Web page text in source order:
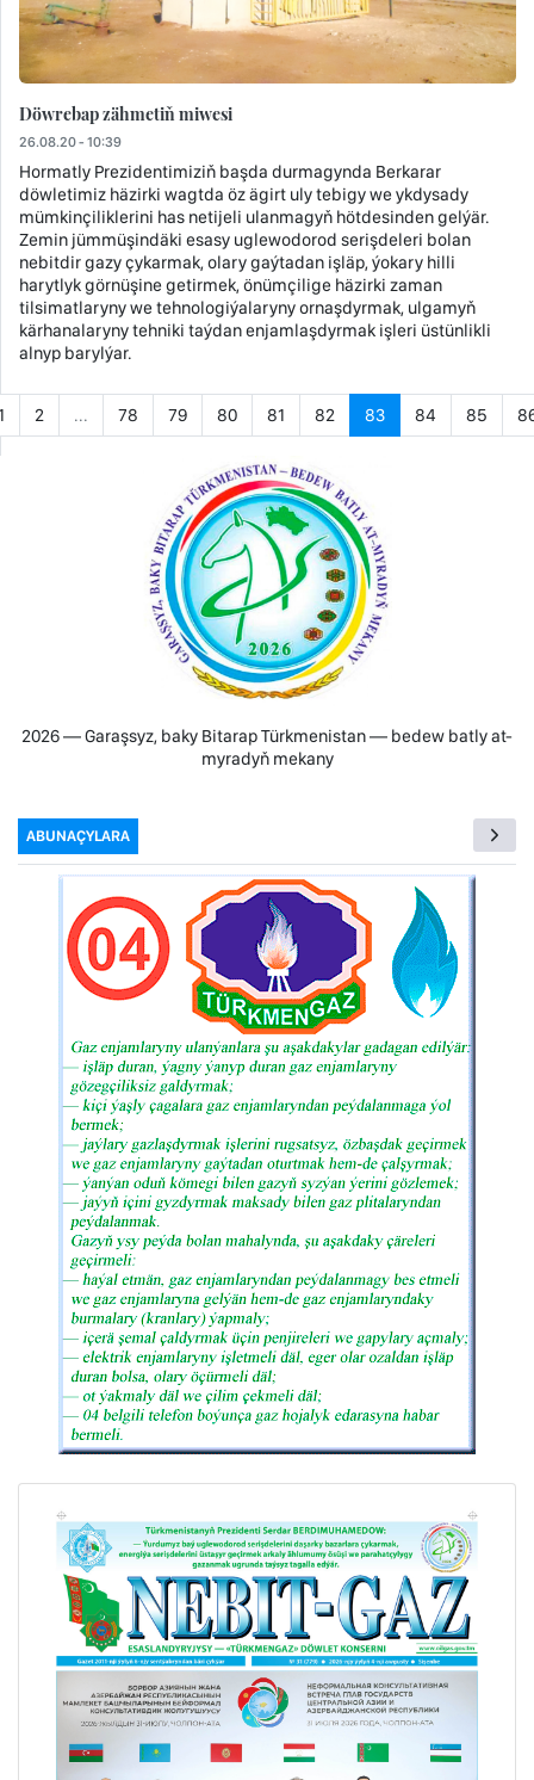
Döwrebap zähmetiň miwesi
26.08.20 - 10:39
Hormatly Prezidentimiziň başda durmagynda Berkarar
döwletimiz häzirki wagtda öz ägirt uly tebigy we ykdysady
mümkinçiliklerini has netijeli ulanmagyň hötdesinden gelýär.
Zemin jümmüşindäki esasy uglewodorod serişdeleri bolan
nebitdir gazy çykarmak, olary gaýtadan işläp, ýokary hilli
harytlyk görnüşine getirmek, önümçilige häzirki zaman
tilsimatlaryny we tehnologiýalaryny ornaşdyrmak, ulgamyň
kärhanalaryny tehniki taýdan enjamlaşdyrmak işleri üstünlikli
alnyp barylýar.
2 ... 78 79 80 81 82 83 84 85
2026 — Garaşsyz, baky Bitarap Türkmenistan — bedew batly at-
myradyň mekany
ABUNAÇYLARA